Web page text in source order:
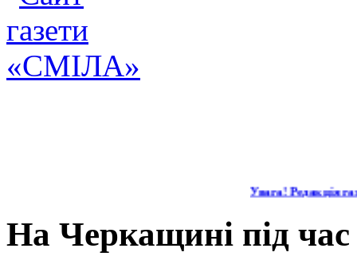
Увага! Редакція
На Черкащині під час